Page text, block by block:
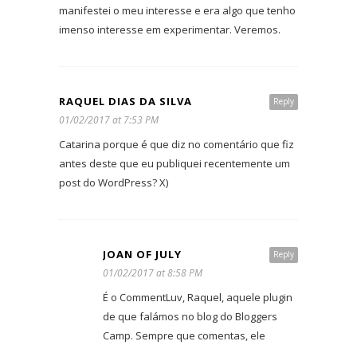
manifestei o meu interesse e era algo que tenho
imenso interesse em experimentar. Veremos.
Reply
RAQUEL DIAS DA SILVA
01/02/2017 at 7:53 PM
Catarina porque é que diz no comentário que fiz
antes deste que eu publiquei recentemente um
post do WordPress? X)
Reply
JOAN OF JULY
01/02/2017 at 8:58 PM
É o CommentLuv, Raquel, aquele plugin
de que falámos no blog do Bloggers
Camp. Sempre que comentas, ele